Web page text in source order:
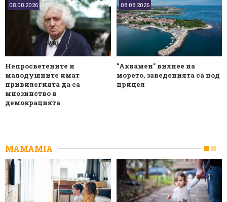
08.08.2026
Непросветените и
малодушните имат
привилегията да са
мнозинство в
демокрацията
08.08.2026
"Аквамен" вилнее на
морето, заведенията са под
прицел
MAMAMIA